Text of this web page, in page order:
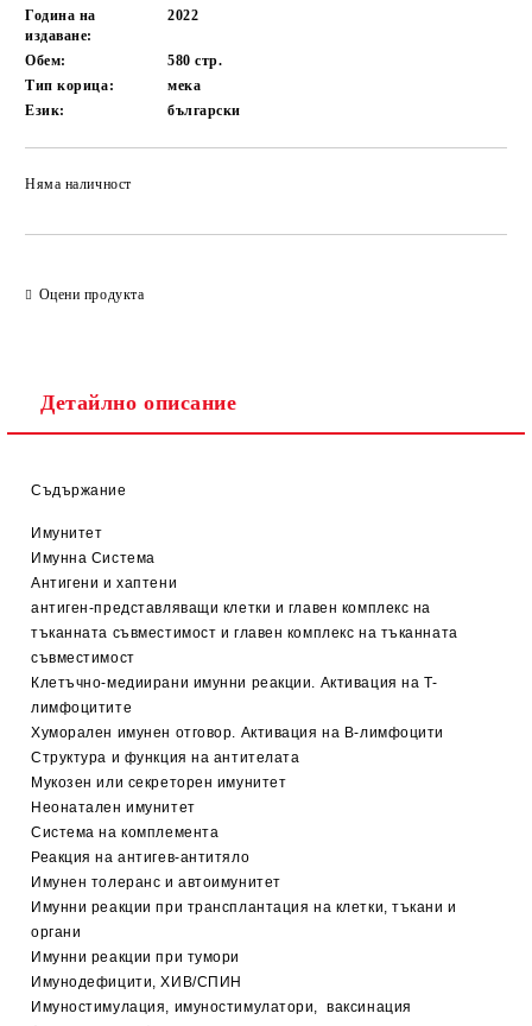
Година на
издаване:
2022
Обем: 580стр.
Тип корица:
мека
Език:
български
Няма наличност
Оцени продукта
Детайлно описание
Съдържание
Имунитет
Имунна Система
Антигени и хаптени
антиген-представляващи клетки и главен комплекс на
тъканната съвместимост и главен комплекс на тъканната
съвместимост
Клетъчно-медиирани имунни реакции. Активация на Т-
лимфоцитите
Хуморален имунен отговор. Активация на В-лимфоцити
Структура и функция на антителата
Мукозен или секреторен имунитет
Неонатален имунитет
Система на комплемента
Реакция на антигев-антитяло
Имунен толеранс и автоимунитет
Имунни реакции при трансплантация на клетки, тъкани и
органи
Имунни реакции при тумори
Имунодефицити, ХИВ/СПИН
Имуностимулация, имуностимулатори, ваксинация